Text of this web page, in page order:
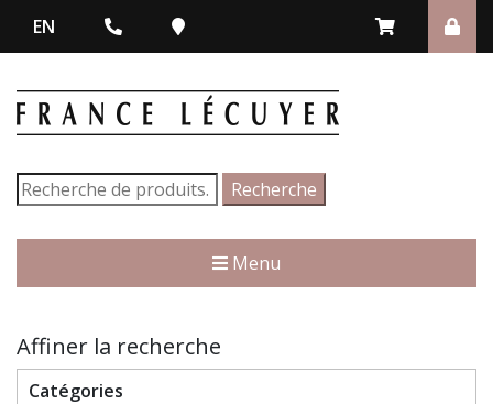
EN
Recherche
pour :
Recherche
Menu
Affiner la recherche
Catégories